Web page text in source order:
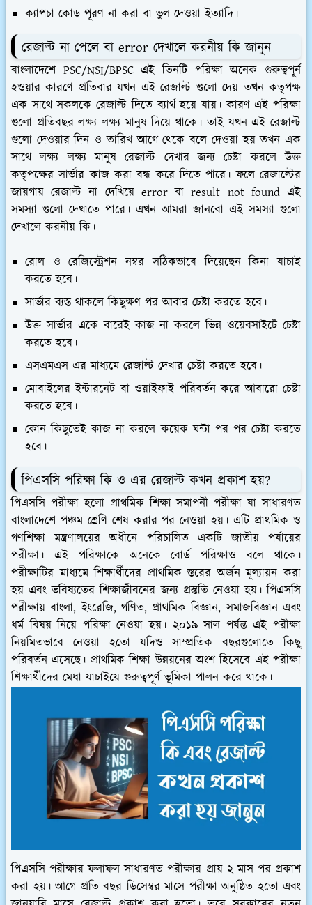
ক্যাপচা কোড পূরণ না করা বা ভুল দেওয়া ইত্যাদি।
রেজাল্ট না পেলে বা error দেখালে করনীয় কি জানুন
বাংলাদেশে PSC/NSI/BPSC এই তিনটি পরিক্ষা অনেক গুরুত্বপূর্ন
হওয়ার কারণে প্রতিবার যখন এই রেজাল্ট গুলো দেয় তখন কতৃপক্ষ
এক সাথে সকলকে রেজাল্ট দিতে ব্যার্থ হয়ে যায়। কারণ এই পরিক্ষা
গুলো প্রতিবছর লক্ষ্য লক্ষ্য মানুষ দিয়ে থাকে। তাই যখন এই রেজাল্ট
গুলো দেওয়ার দিন ও তারিখ আগে থেকে বলে দেওয়া হয় তখন এক
সাথে লক্ষ্য লক্ষ্য মানুষ রেজাল্ট দেখার জন্য চেষ্টা করলে উক্ত
কতৃপক্ষের সার্ভার কাজ করা বন্ধ করে দিতে পারে। ফলে রেজাল্টের
জায়গায় রেজাল্ট না দেখিয়ে error বা result not found এই
সমস্যা গুলো দেখাতে পারে। এখন আমরা জানবো এই সমস্যা গুলো
দেখালে করনীয় কি।
রোল ও রেজিস্ট্রেশন নম্বর সঠিকভাবে দিয়েছেন কিনা যাচাই
করতে হবে।
সার্ভার ব্যস্ত থাকলে কিছুক্ষণ পর আবার চেষ্টা করতে হবে।
উক্ত সার্ভার একে বারেই কাজ না করলে ভিন্ন ওয়েবসাইটে চেষ্টা
করতে হবে।
এসএমএস এর মাধ্যমে রেজাল্ট দেখার চেষ্টা করতে হবে।
মোবাইলের ইন্টারনেট বা ওয়াইফাই পরিবর্তন করে আবারো চেষ্টা
করতে হবে।
কোন কিছুতেই কাজ না করলে কয়েক ঘন্টা পর পর চেষ্টা করতে
হবে।
পিএসসি পরিক্ষা কি ও এর রেজাল্ট কখন প্রকাশ হয়?
পিএসসি পরীক্ষা হলো প্রাথমিক শিক্ষা সমাপনী পরীক্ষা যা সাধারণত
বাংলাদেশে পঞ্চম শ্রেণি শেষ করার পর নেওয়া হয়। এটি প্রাথমিক ও
গণশিক্ষা মন্ত্রণালয়ের অধীনে পরিচালিত একটি জাতীয় পর্যায়ের
পরীক্ষা। এই পরিক্ষাকে অনেকে বোর্ড পরিক্ষাও বলে থাকে।
পরীক্ষাটির মাধ্যমে শিক্ষার্থীদের প্রাথমিক স্তরের অর্জন মূল্যায়ন করা
হয় এবং ভবিষ্যতের শিক্ষাজীবনের জন্য প্রস্তুতি নেওয়া হয়। পিএসসি
পরীক্ষায় বাংলা, ইংরেজি, গণিত, প্রাথমিক বিজ্ঞান, সমাজবিজ্ঞান এবং
ধর্ম বিষয় নিয়ে পরিক্ষা নেওয়া হয়। ২০১৯ সাল পর্যন্ত এই পরীক্ষা
নিয়মিতভাবে নেওয়া হতো যদিও সাম্প্রতিক বছরগুলোতে কিছু
পরিবর্তন এসেছে। প্রাথমিক শিক্ষা উন্নয়নের অংশ হিসেবে এই পরীক্ষা
শিক্ষার্থীদের মেধা যাচাইয়ে গুরুত্বপূর্ণ ভূমিকা পালন করে থাকে।
পিএসসি পরীক্ষার ফলাফল সাধারণত পরীক্ষার প্রায় ২ মাস পর প্রকাশ
করা হয়। আগে প্রতি বছর ডিসেম্বর মাসে পরীক্ষা অনুষ্ঠিত হতো এবং